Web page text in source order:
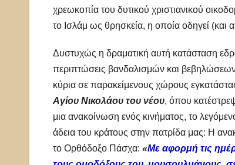
χρεωκοπία του δυτικού χριστιανικού
το Ισλάμ ως θρησκεία, η οποία οδηγεί (και
Δυστυχώς η δραματική αυτή κατάσταση
περιπτώσεις βανδαλισμών και
κύρια σε παρακείμενους χώρους
Αγίου Νικολάου του νέου, όπου
μια ανακοίνωση ενός κινήματος, το
άδεια του κράτους στην πατρίδα μας: Η
το Ορθόδοξο Πάσχα: «Με αφορμή τις